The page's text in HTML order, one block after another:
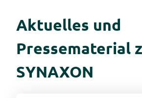
Aktuelles und
Pressematerial
SYNAXON